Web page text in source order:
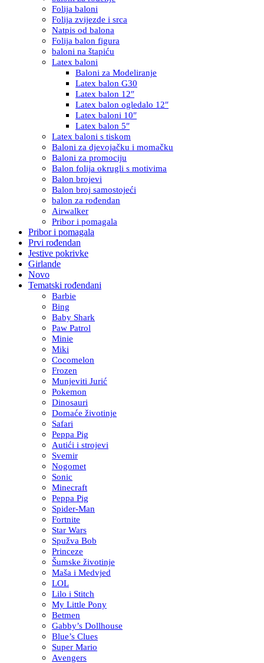
Folija baloni
Folija zvijezde i srca
Natpis od balona
Folija balon figura
baloni na štapiću
Latex baloni
Baloni za Modeliranje
Latex balon G30
Latex balon 12″
Latex balon ogledalo 12″
Latex baloni 10″
Latex balon 5″
Latex baloni s tiskom
Baloni za djevojačku i momačku
Baloni za promociju
Balon folija okrugli s motivima
Balon brojevi
Balon broj samostojeći
balon za rođendan
Airwalker
Pribor i pomagala
Pribor i pomagala
Prvi rođendan
Jestive pokrivke
Girlande
Novo
Tematski rođendani
Barbie
Bing
Baby Shark
Paw Patrol
Minie
Miki
Cocomelon
Frozen
Munjeviti Jurić
Pokemon
Dinosauri
Domaće životinje
Safari
Peppa Pig
Autići i strojevi
Svemir
Nogomet
Sonic
Minecraft
Peppa Pig
Spider-Man
Fortnite
Star Wars
Spužva Bob
Princeze
Šumske životinje
Maša i Medvjed
LOL
Lilo i Stitch
My Little Pony
Betmen
Gabby’s Dollhouse
Blue’s Clues
Super Mario
Avengers